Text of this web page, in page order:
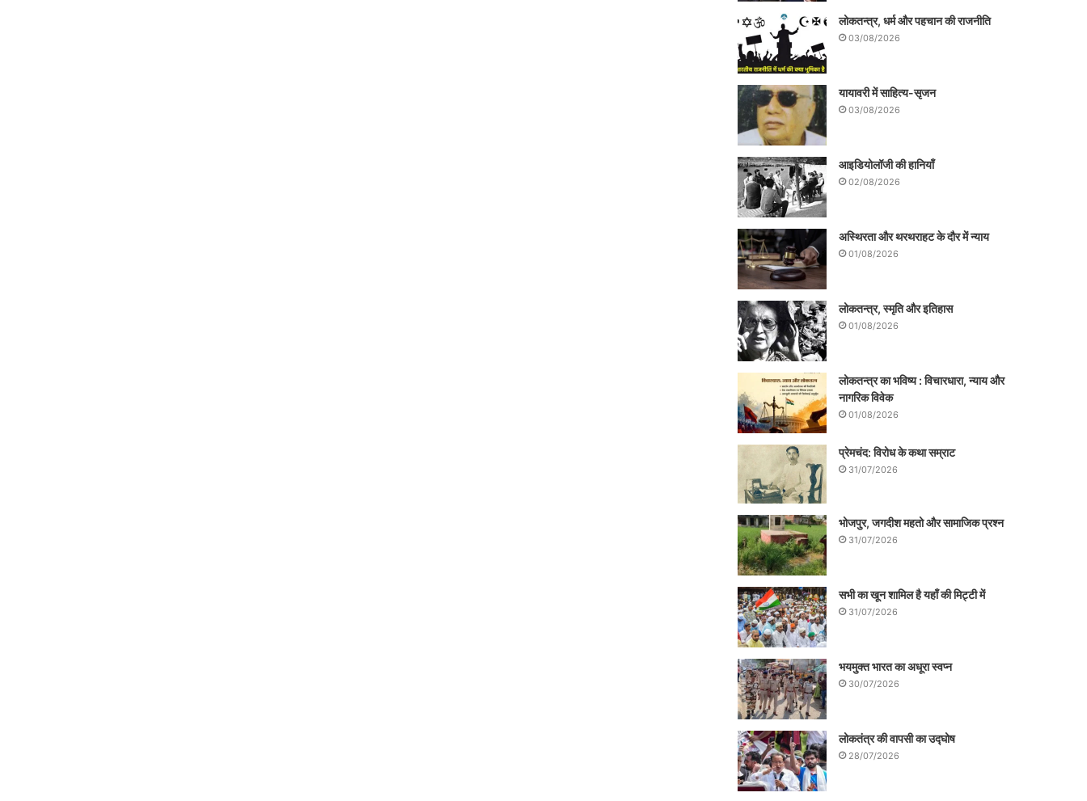
लोकतन्त्र, धर्म और पहचान की राजनीति
03/08/2026
यायावरी में साहित्य-सृजन
03/08/2026
आइडियोलॉजी की हानियाँ
02/08/2026
अस्थिरता और थरथराहट के दौर में न्याय
01/08/2026
लोकतन्त्र, स्मृति और इतिहास
01/08/2026
लोकतन्त्र का भविष्य : विचारधारा, न्याय और
नागरिक विवेक
01/08/2026
प्रेमचंद: विरोध के कथा सम्राट
31/07/2026
भोजपुर, जगदीश महतो और सामाजिक प्रश्न
31/07/2026
सभी का खून शामिल है यहाँ की मिट्टी में
31/07/2026
भयमुक्त भारत का अधूरा स्वप्न
30/07/2026
लोकतंत्र की वापसी का उद्घोष
28/07/2026